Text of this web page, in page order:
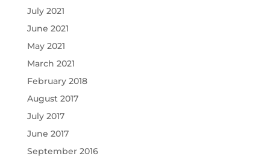
July 2021
June 2021
May 2021
March 2021
February 2018
August 2017
July 2017
June 2017
September 2016